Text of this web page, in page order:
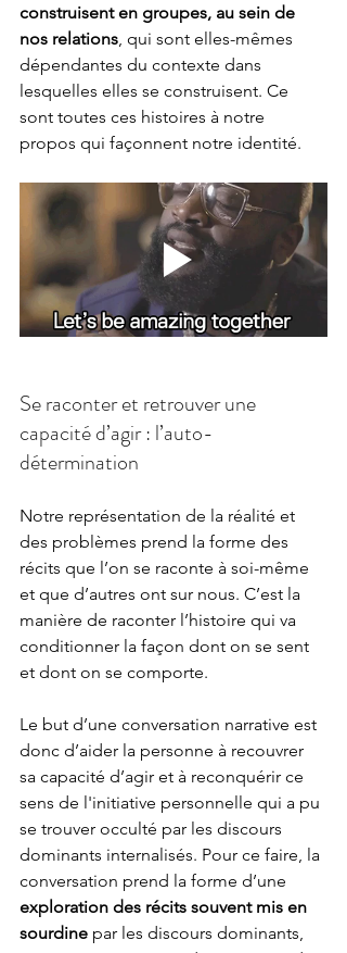
construisent en groupes, au sein de
nos relations , qui sont elles-mêmes
dépendantes du contexte dans
lesquelles elles se construisent. Ce
sont toutes ces histoires à notre
propos qui façonnent notre identité.
Se raconter et retrouver une
capacité d’agir : l’auto-
détermination
Notre représentation de la réalité et
des problèmes prend la forme des
récits que l’on se raconte à soi-même
et que d’autres ont sur nous. C’est la
manière de raconter l’histoire qui va
conditionner la façon dont on se sent
et dont on se comporte.
Le but d’une conversation narrative est
donc d’aider la personne à recouvrer
sa capacité d’agir et à reconquérir ce
sens de l'initiative personnelle qui a pu
se trouver occulté par les discours
dominants internalisés. Pour ce faire, la
conversation prend la forme d’une
exploration des récits souvent mis en
sourdine par les discours dominants,